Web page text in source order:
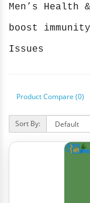
Men’s Health
boost
Issues
Product Compare (0)
Sort By: